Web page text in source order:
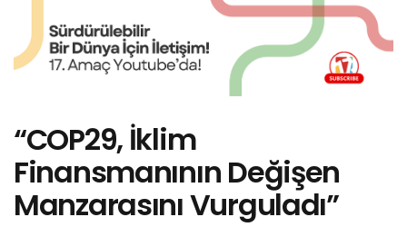
“COP29, İklim
Finansmanının Değişen
Manzarasını Vurguladı”